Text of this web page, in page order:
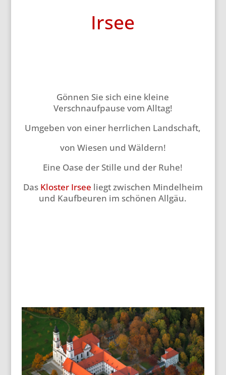
Irsee
Gönnen Sie sich eine kleine
Verschnaufpause vom Alltag!
Umgeben von einer herrlichen Landschaft,
von Wiesen und Wäldern!
Eine Oase der Stille und der Ruhe!
DasKloster Irsee liegt zwischen Mindelheim
und Kaufbeuren im schönen Allgäu.